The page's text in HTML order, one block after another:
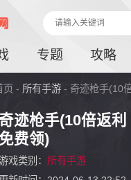
专题 攻略
页 - 所有手游 - 奇迹枪手(10
奇迹枪手(10倍返利
费领)
戏类别： 所有手游